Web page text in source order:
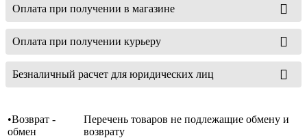
Оплата при получении в магазине
Оплата при получении курьеру
Безналичный расчет для юридических лиц
•Возврат -
обмен
Перечень товаров не подлежащие обмену и
возврату